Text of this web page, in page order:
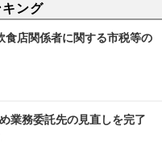
ング
店関係者に関する市税等の
業務委託先の見直しを完了